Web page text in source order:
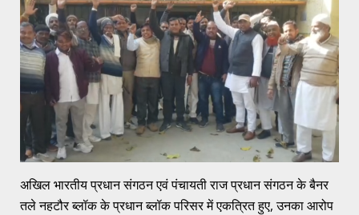
अखिल भारतीय प्रधान संगठन एवं पंचायती राज प्रधान संगठन के बैनर
तले नहटौर ब्लॉक के प्रधान ब्लॉक परिसर में एकत्रित हुए, उनका आरोप